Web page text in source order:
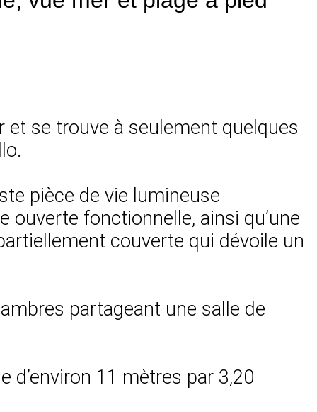
et se trouve à seulement quelques
pièce de vie lumineuse
ouverte fonctionnelle, ainsi qu’une
couverte qui dévoile un
partageant une salle de
d’environ 11 mètres par 3,20